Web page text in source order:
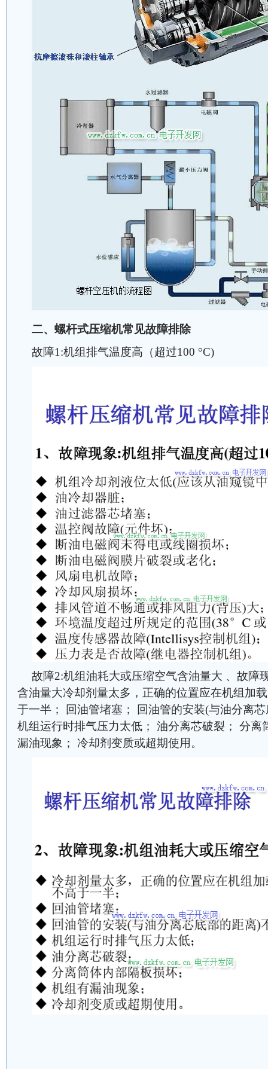
二、螺杆式压缩机常见故障排除
故障1:机组排气温度高（超过100 °C)
故障2:机组油耗大或压缩空气含油量大 、故障
含油量大冷却剂量太多，正确的位置应在机组加
于一半； 回油管堵塞； 回油管的安装(与油分离
机组运行时排气压力太低； 油分离芯破裂； 分离
漏油现象； 冷却剂变质或超期使用。